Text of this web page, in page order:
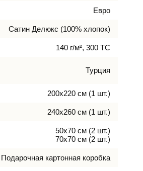
Евро
Сатин Делюкс (100% хлопок)
140 г/м², 300 TC
Турция
200х220 см (1 шт.)
240х260 см (1 шт.)
50х70 см (2 шт.)
70х70 см (2 шт.)
Подарочная картонная коробка